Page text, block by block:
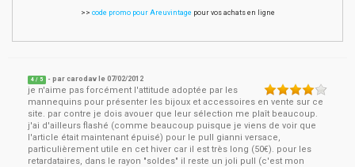
>> code promo pour Areuvintage pour vos achats en ligne
4 / 5 - parcarodav le07/02/2012
je n'aime pas forcément l'attitude adoptée par les
mannequins pour présenter les bijoux et accessoires en vente sur ce
site. par contre je dois avouer que leur sélection me plaît beaucoup.
j'ai d'ailleurs flashé (comme beaucoup puisque je viens de voir que
l'article était maintenant épuisé) pour le pull gianni versace,
particulièrement utile en cet hiver car il est très long (50€). pour les
retardataires, dans le rayon "soldes" il reste un joli pull (c'est mon